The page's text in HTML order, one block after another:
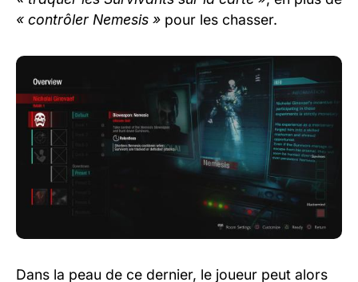
« contrôler Nemesis » pour les chasser.
Dans la peau de ce dernier, le joueur peut alors